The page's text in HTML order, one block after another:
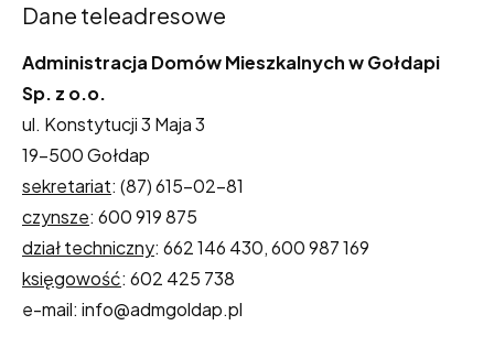
Dane teleadresowe
Administracja Domów Mieszkalnych w Gołdapi
Sp. z o.o.
ul. Konstytucji 3 Maja 3
19-500 Gołdap
sekretariat: (87) 615-02-81
czynsze: 600 919 875
dział techniczny: 662 146 430, 600 987 169
księgowość: 602 425 738
e-mail: info@admgoldap.pl